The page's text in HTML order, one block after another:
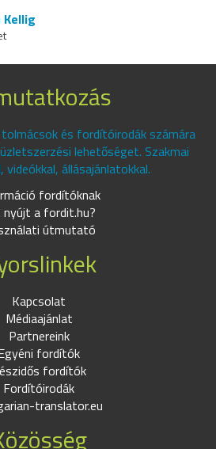
és fordítóirodák számára
lehetőséget. Szakmai
videókkal, állásajánlatokkal.
fordítóknak
a fordit.hu?
útmutató
Kapcsolat
Médiaajánlat
Partnereink
fordítók
fordítók
Fordítóirodák
translator.eu